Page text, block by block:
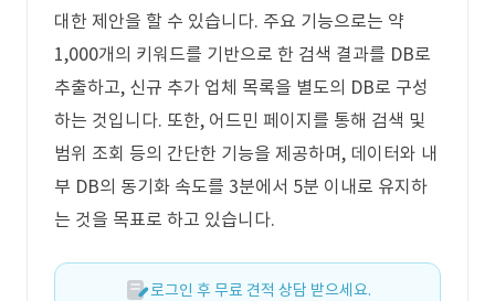
대한 제안을 할 수 있습니다. 주요 기능으로는 약
1,000개의 키워드를 기반으로 한 검색 결과를 DB로
추출하고, 신규 추가 업체 목록을 별도의 DB로 구성
하는 것입니다. 또한, 어드민 페이지를 통해 검색 및
범위 조회 등의 간단한 기능을 제공하며, 데이터와 내
부 DB의 동기화 속도를 3분에서 5분 이내로 유지하
는 것을 목표로 하고 있습니다.
로그인 후 무료 견적 상담 받으세요.